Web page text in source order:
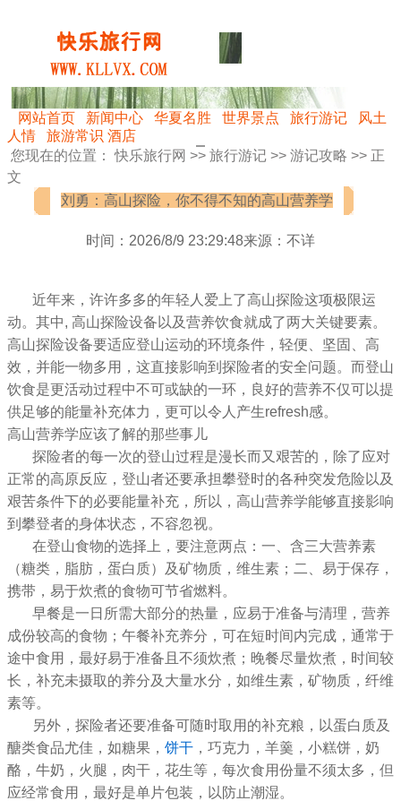
网站首页 新闻中心 华夏名胜 世界景点 旅行游记
风土
人情
旅游常识 酒店
您现在的位置：快乐旅行网 >> 旅行游记 >> 游记攻略 >> 正
文
刘勇：高山探险，你不得不知的高山营养学
时间：2026/8/9 23:29:48来源：不详
近年来，许许多多的年轻人爱上了高山探险这项极限运
动。其中, 高山探险设备以及营养饮食就成了两大关键要素。
高山探险设备要适应登山运动的环境条件，轻便、坚固、高
效，并能一物多用，这直接影响到探险者的安全问题。而登山
饮食是更活动过程中不可或缺的一环，良好的营养不仅可以提
供足够的能量补充体力，更可以令人产生refresh感。
高山营养学应该了解的那些事儿
探险者的每一次的登山过程是漫长而又艰苦的，除了应对
正常的高原反应，登山者还要承担攀登时的各种突发危险以及
艰苦条件下的必要能量补充，所以，高山营养学能够直接影响
到攀登者的身体状态，不容忽视。
在登山食物的选择上，要注意两点：一、含三大营养素
（糖类，脂肪，蛋白质）及矿物质，维生素；二、易于保存，
携带，易于炊煮的食物可节省燃料。
早餐是一日所需大部分的热量，应易于准备与清理，营养
成份较高的食物；午餐补充养分，可在短时间内完成，通常于
途中食用，最好易于准备且不须炊煮；晚餐尽量炊煮，时间较
长，补充未摄取的养分及大量水分，如维生素，矿物质，纤维
素等。
另外，探险者还要准备可随时取用的补充粮，以蛋白质及
醣类食品尤佳，如糖果， 饼干 ，巧克力，羊羹，小糕饼，奶
酪，牛奶，火腿，肉干，花生等，每次食用份量不须太多，但
应经常食用，最好是单片包装，以防止潮湿。